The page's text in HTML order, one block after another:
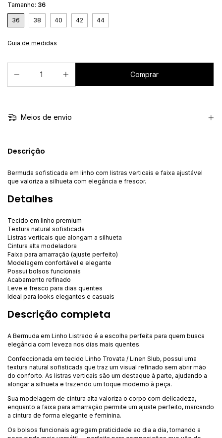
Tamanho: 36
36 38 40 42 44
Guia de medidas
Meios de envio
Descrição
Bermuda sofisticada em linho com listras verticais e faixa ajustável
que valoriza a silhueta com elegância e frescor.
Detalhes
Tecido em linho premium
Textura natural sofisticada
Listras verticais que alongam a silhueta
Cintura alta modeladora
Faixa para amarração (ajuste perfeito)
Modelagem confortável e elegante
Possui bolsos funcionais
Acabamento refinado
Leve e fresco para dias quentes
Ideal para looks elegantes e casuais
Descrição completa
A Bermuda em Linho Listrado é a escolha perfeita para quem busca
elegância com leveza nos dias mais quentes.
Confeccionada em tecido Linho Trovata / Linen Slub, possui uma
textura natural sofisticada que traz um visual refinado sem abrir mão
do conforto. As listras verticais são um destaque à parte, ajudando a
alongar a silhueta e trazendo um toque moderno à peça.
Sua modelagem de cintura alta valoriza o corpo com delicadeza,
enquanto a faixa para amarração permite um ajuste perfeito, marcando
a cintura de forma elegante e feminina.
Os bolsos funcionais agregam praticidade ao dia a dia, tornando a